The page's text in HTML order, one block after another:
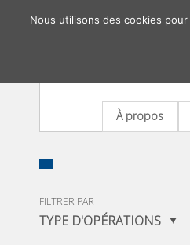
À propos
FILTRER PAR
TYPE D'OPÉRATIONS
Nous utilisons des cookies